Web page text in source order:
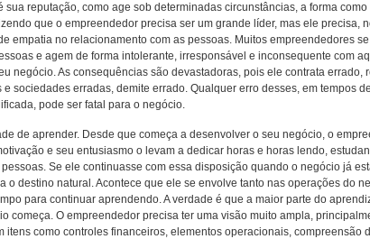
sua reputação, como age sob determinadas circunstâncias, a forma
que o empreendedor precisa ser um grande líder, mas ele precisa,
empatia no relacionamento com as pessoas. Muitos empreendedores
e agem de forma intolerante, irresponsável e inconsequente com
negócio. As consequências são devastadoras, pois ele contrata errado,
e sociedades erradas, demite errado. Qualquer erro desses, em tempos
pode ser fatal para o negócio.
de aprender. Desde que começa a desenvolver o seu negócio, o
e seu entusiasmo o levam a dedicar horas e horas lendo,
Se ele continuasse com essa disposição quando o negócio já
o destino natural. Acontece que ele se envolve tanto nas operações do
para continuar aprendendo. A verdade é que a maior parte do
começa. O empreendedor precisa ter uma visão muito ampla,
itens como controles financeiros, elementos operacionais, compreensão